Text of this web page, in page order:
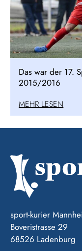
Das war der 17.
2015/2016
MEHR LESEN
sport-kurier
Boveristrasse 29
68526 Ladenburg